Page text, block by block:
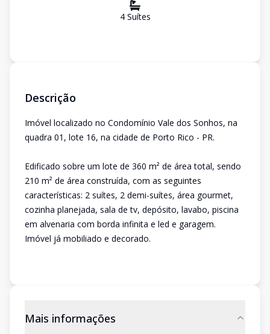
4Suítes
Descrição
Imóvel localizado no Condomínio Vale dos Sonhos, na
quadra 01, lote 16, na cidade de Porto Rico - PR.
Edificado sobre um lote de 360 m² de área total, sendo
210 m² de área construída, com as seguintes
características: 2 suítes, 2 demi-suítes, área gourmet,
cozinha planejada, sala de tv, depósito, lavabo, piscina
em alvenaria com borda infinita e led e garagem.
Imóvel já mobiliado e decorado.
Mais informações